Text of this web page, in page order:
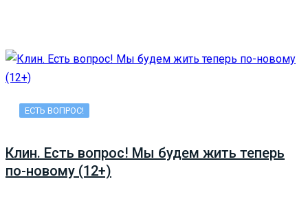
ЕСТЬ ВОПРОС!
Клин. Есть вопрос! Мы будем жить теперь
по-новому (12+)